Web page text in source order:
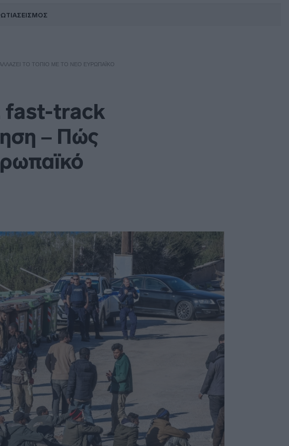
ΣΕΙΣΜΟΣ
ΑΛΛΆΖΕΙ ΤΟ ΤΟΠΊΟ ΜΕ ΤΟ ΝΈΟ ΕΥΡΩΠΑΪΚΌ
fast-track
– Πώς